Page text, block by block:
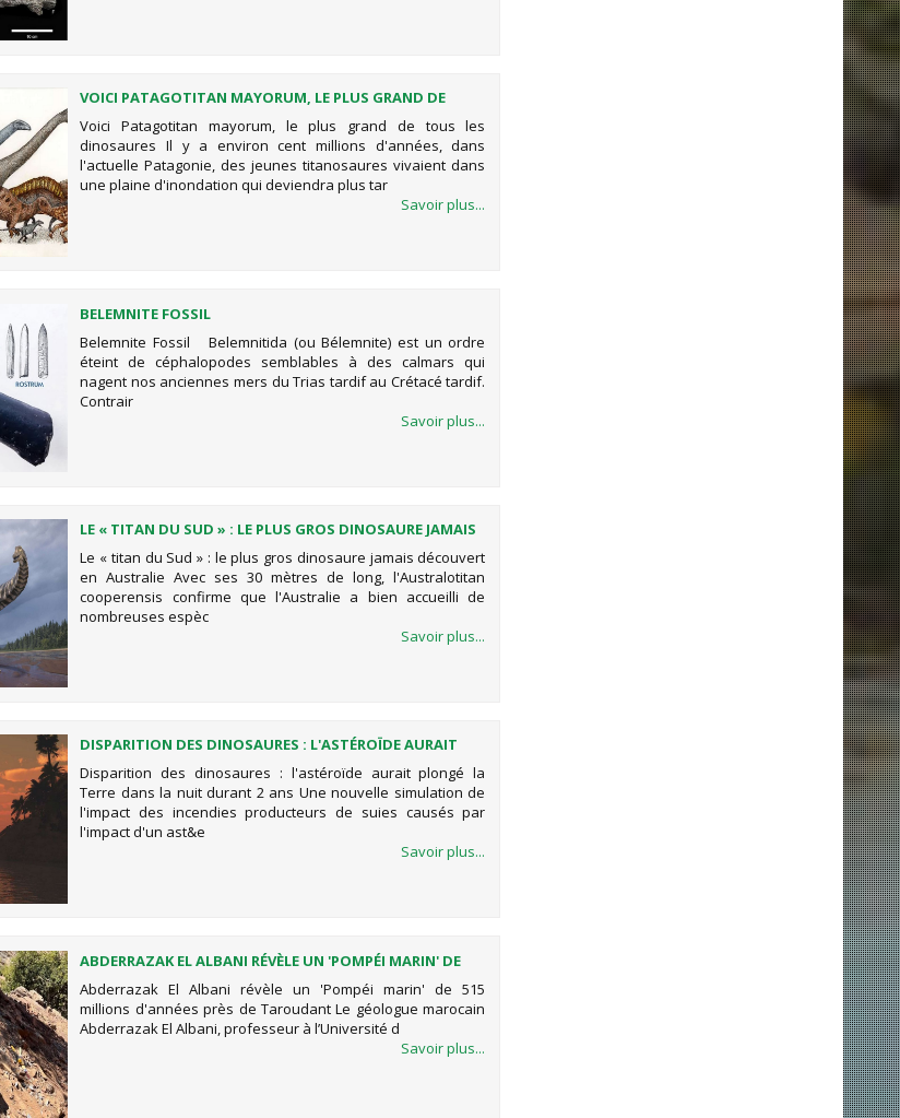
VOICI PATAGOTITAN MAYORUM, LE PLUS GRAND DE
TOUS LES DINOSAURES
Voici Patagotitan mayorum, le plus grand de tous les
dinosaures Il y a environ cent millions d'années, dans
l'actuelle Patagonie, des jeunes titanosaures vivaient dans
une plaine d'inondation qui deviendra plus tar
Savoir plus...
BELEMNITE FOSSIL
Belemnite Fossil Belemnitida (ou Bélemnite) est un ordre
éteint de céphalopodes semblables à des calmars qui
nagent nos anciennes mers du Trias tardif au Crétacé tardif.
Contrair
Savoir plus...
LE « TITAN DU SUD » : LE PLUS GROS DINOSAURE JAMAIS
DÉCOUVERT EN AUSTRALIE
Le « titan du Sud » : le plus gros dinosaure jamais découvert
en Australie Avec ses 30 mètres de long, l'Australotitan
cooperensis confirme que l'Australie a bien accueilli de
nombreuses espèc
Savoir plus...
DISPARITION DES DINOSAURES : L'ASTÉROÏDE AURAIT
PLONGÉ LA TERRE DANS LA NUIT DURANT 2 ANS
Disparition des dinosaures : l'astéroïde aurait plongé la
Terre dans la nuit durant 2 ans Une nouvelle simulation de
l'impact des incendies producteurs de suies causés par
l'impact d'un ast&e
Savoir plus...
ABDERRAZAK EL ALBANI RÉVÈLE UN 'POMPÉI MARIN' DE
515 MILLIONS D'ANNÉES PRÈS DE TAROUDANT
Abderrazak El Albani révèle un 'Pompéi marin' de 515
millions d'années près de Taroudant Le géologue marocain
Abderrazak El Albani, professeur à l’Université d
Savoir plus...